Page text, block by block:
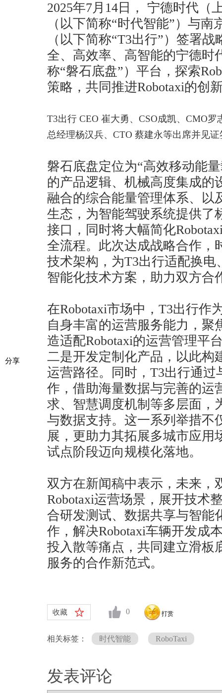
分享
2025年7月14日， 宁德时代（
（以下简称“时代智能”）与
（以下简称“T3出行”）签署
全、高效率、高智能的宁德时
称“磐石底盘”）平台，探索
策略，共同推进Robotaxi的创
T3出行 CEO 崔大勇、CSO成凯、CMO
总经理杨汉兵、CTO 蔡建永等出席并见
磐石底盘定位为“高效移动能
的产品逻辑、机械高度集成的
融合的综合能量管理体系、以
生态，为智能驾驶系统提供了
接口，同时将大幅简化
全流程。此次达成战略合作，
技术架构，为T3出行适配换
智能化技术方案，助力双方合
在Robotaxi市场中，T3出行作
自身丰富的运营服务能力，聚
造适配Robotaxi的运营管理平
二是开发定制化产品，以此构
运营路径。同时，T3出行通
作，借助海量数据与完善的运
求、智慧调度机制等多层面，
与数据支持。这一系列举措不
展，更助力其拓展多城市应用
试点阶段迈向规模化落地。
双方在新闻稿中表示，未来，
Robotaxi运营场景，展开技术
合研发测试、数据共享与智能
作，解决Robotaxi车辆开发成
投入散等痛点，共同建立滑板
服务的合作新范式。
收藏 0 打赏
相关标签： 时代智能 RoboTaxi
发表评论